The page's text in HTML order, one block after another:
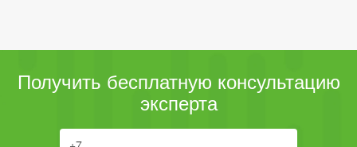
Получить бесплатную консультацию
эксперта